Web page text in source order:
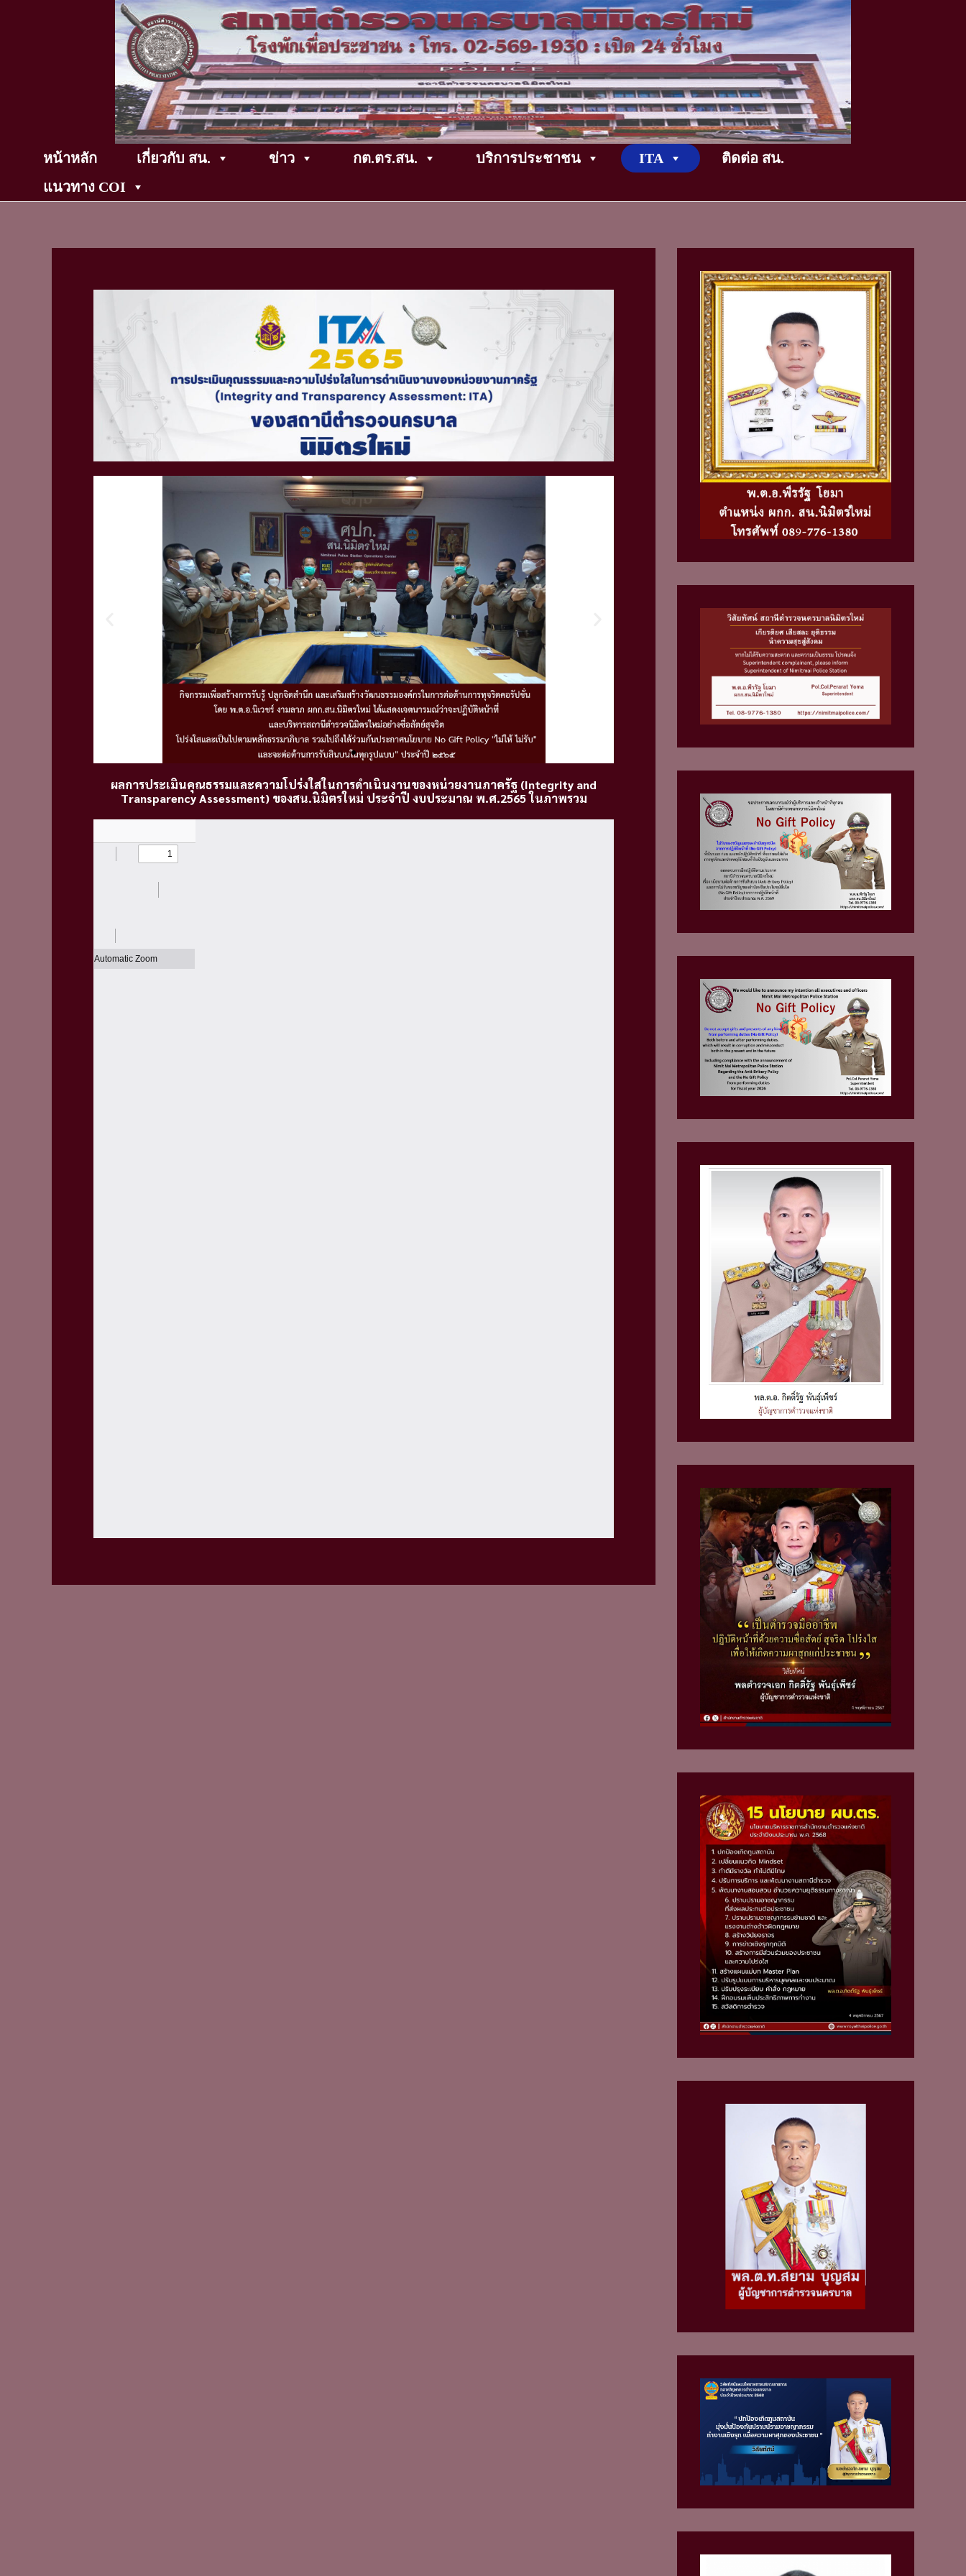
หน้าหลัก เกี่ยวกับ สน. ข่าว กต.ตร.สน. บริการประชาชน ITA
ติดต่อ สน.
แนวทาง COI
ผลการประเมินคุณธรรมและความโปร่งใสในการดําเนินงานของหน่วยงานภาครัฐ (Integrity and
Transparency Assessment) ของสน.นิมิตรใหม่ ประจําปี งบประมาณ พ.ศ.2565 ในภาพรวม
TikTok